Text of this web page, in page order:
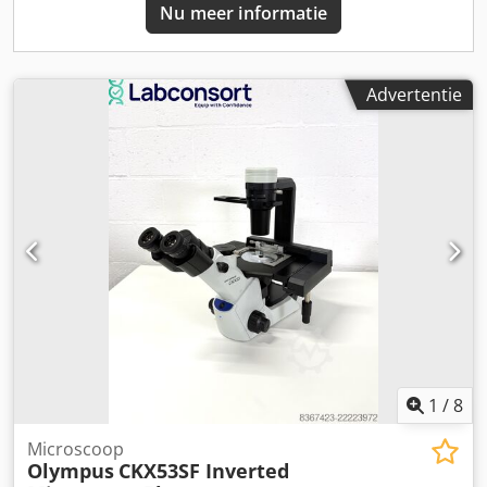
Nu meer informatie
Advertentie
1 /8
Microscoop
Olympus CKX53SF Inverted